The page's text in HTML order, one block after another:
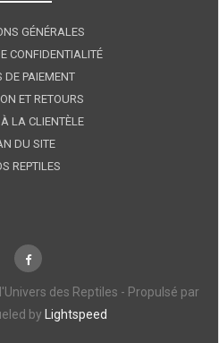
GÉNÉRALES
CONFIDENTIALITÉ
DE PAIEMENT
ET RETOURS
LA CLIENTÈLE
DU SITE
REPTILES
des Reptiles - Propulsé par
by Lightspeed